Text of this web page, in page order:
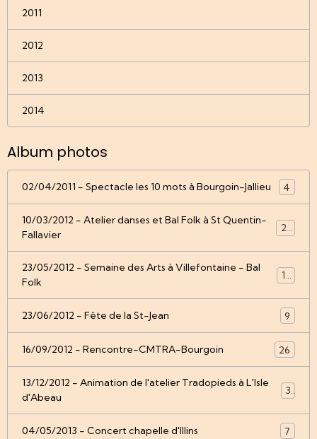
2011
2012
2013
2014
Album photos
02/04/2011 - Spectacle les 10 mots à Bourgoin-Jallieu 4
10/03/2012 - Atelier danses et Bal Folk à St Quentin-
Fallavier
22
23/05/2012 - Semaine des Arts à Villefontaine - Bal
Folk
12
23/06/2012 - Fête de la St-Jean 9
16/09/2012 - Rencontre-CMTRA-Bourgoin 26
13/12/2012 - Animation de l'atelier Tradopieds à L'Isle
d'Abeau
3
04/05/2013 - Concert chapelle d'Illins 7